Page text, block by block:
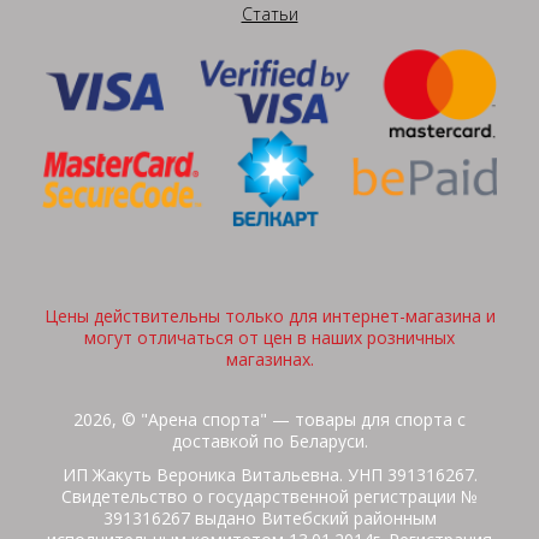
Статьи
Цены действительны только для интернет-магазина и
могут отличаться от цен в наших розничных
магазинах.
2026, © "Арена спорта" — товары для спорта с
доставкой по Беларуси.
ИП Жакуть Вероника Витальевна. УНП 391316267.
Свидетельство о государственной регистрации №
391316267 выдано Витебский районным